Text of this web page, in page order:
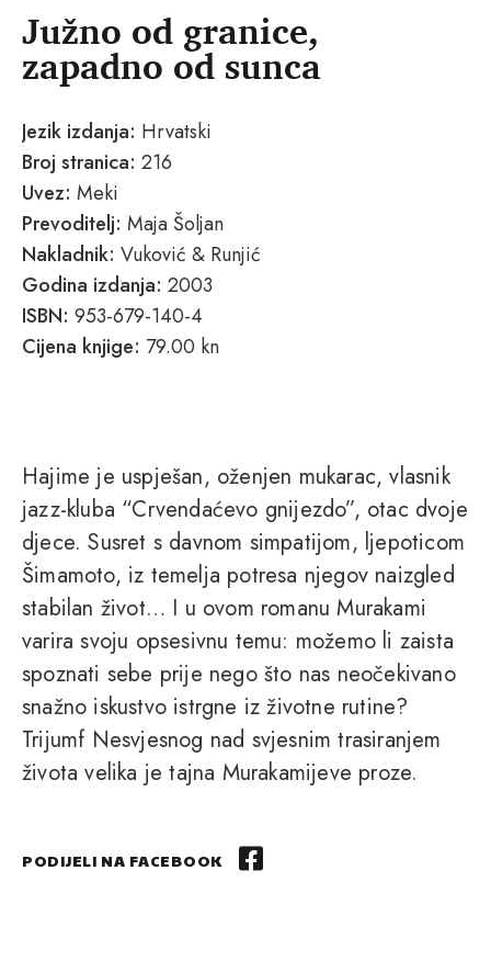
Južno od granice,
zapadno od sunca
Jezik izdanja: Hrvatski
Broj stranica: 216
Uvez: Meki
Prevoditelj: Maja Šoljan
Nakladnik: Vuković & Runjić
Godina izdanja: 2003
ISBN: 953-679-140-4
Cijena knjige: 79.00 kn
Hajime je uspješan, oženjen mukarac, vlasnik
jazz-kluba “Crvendaćevo gnijezdo”, otac dvoje
djece. Susret s davnom simpatijom, ljepoticom
Šimamoto, iz temelja potresa njegov naizgled
stabilan život… I u ovom romanu Murakami
varira svoju opsesivnu temu: možemo li zaista
spoznati sebe prije nego što nas neočekivano
snažno iskustvo istrgne iz životne rutine?
Trijumf Nesvjesnog nad svjesnim trasiranjem
života velika je tajna Murakamijeve proze.
PODIJELI NA FACEBOOK